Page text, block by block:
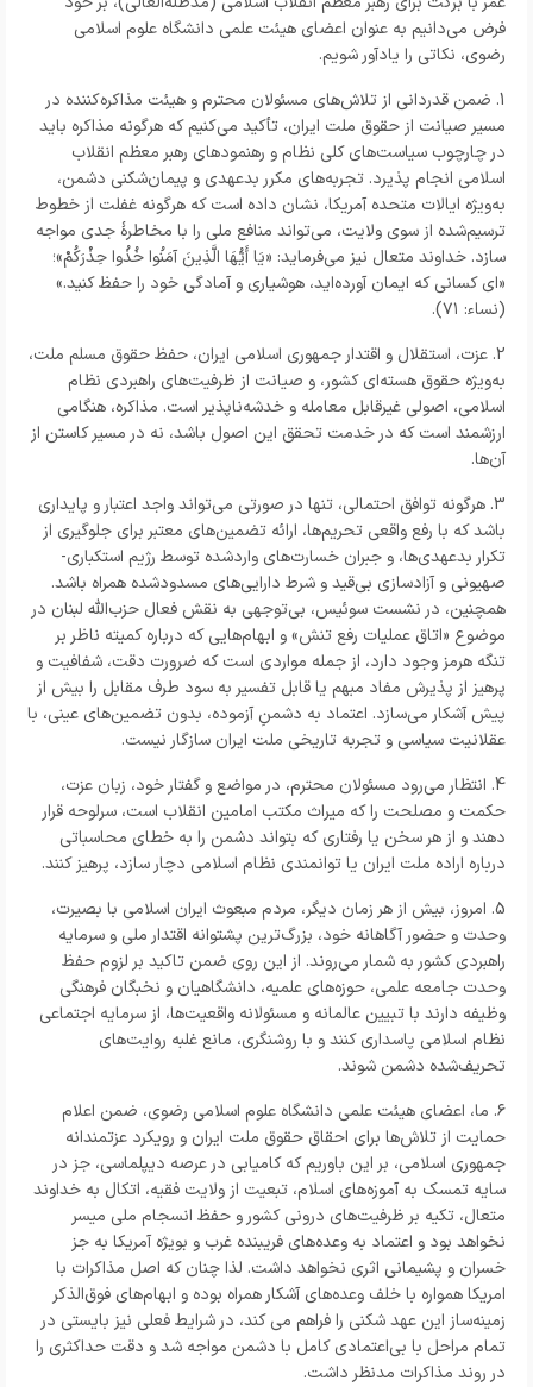
فرض می‌دانیم به عنوان اعضای هیئت علمی دانشگاه علوم اسلامی
رضوی، نکاتی را یادآور شویم.
1. ضمن قدردانی از تلاش‌های مسئولان محترم و هیئت مذاکره‌کننده در
مسیر صیانت از حقوق ملت ایران، تأکید می‌کنیم که هرگونه مذاکره باید
در چارچوب سیاست‌های کلی نظام و رهنمودهای رهبر معظم انقلاب
اسلامی انجام پذیرد. تجربه‌های مکرر بدعهدی و پیمان‌شکنی دشمن،
به‌ویژه ایالات متحده آمریکا، نشان داده است که هرگونه غفلت از خطوط
ترسیم‌شده از سوی ولایت، می‌تواند منافع ملی را با مخاطرۀ جدی مواجه
سازد. خداوند متعال نیز می‌فرماید: «يَا أَيُّهَا الَّذِينَ آمَنُوا خُذُوا حِذْرَكُمْ»؛
«ای کسانی که ایمان آورده‌اید، هوشیاری و آمادگی خود را حفظ کنید.»
(نساء: ۷۱).
2. عزت، استقلال و اقتدار جمهوری اسلامی ایران، حفظ حقوق مسلم ملت،
به‌ویژه حقوق هسته‌ای کشور، و صیانت از ظرفیت‌های راهبردی نظام
اسلامی، اصولی غیرقابل معامله و خدشه‌ناپذیر است. مذاکره، هنگامی
ارزشمند است که در خدمت تحقق این اصول باشد، نه در مسیر کاستن از
آن‌ها.
3. هرگونه توافق احتمالی، تنها در صورتی می‌تواند واجد اعتبار و پایداری
باشد که با رفع واقعی تحریم‌ها، ارائه تضمین‌های معتبر برای جلوگیری از
تکرار بدعهدی‌ها، و جبران خسارت‌های واردشده توسط رژیم استکباری-
صهیونی و آزادسازی بی‌قید و شرط دارایی‌های مسدودشده همراه باشد.
همچنین، در نشست سوئیس، بی‌توجهی به نقش فعال حزب‌الله لبنان در
موضوع «اتاق عملیات رفع تنش» و ابهام‌هایی که درباره کمیته ناظر بر
تنگه هرمز وجود دارد، از جمله مواردی است که ضرورت دقت، شفافیت و
پرهیز از پذیرش مفاد مبهم یا قابل تفسیر به سود طرف مقابل را بیش از
پیش آشکار می‌سازد. اعتماد به دشمنِ آزموده، بدون تضمین‌های عینی، با
عقلانیت سیاسی و تجربه تاریخی ملت ایران سازگار نیست.
4. انتظار می‌رود مسئولان محترم، در مواضع و گفتار خود، زبان عزت،
حکمت و مصلحت را که میراث مکتب امامین انقلاب است، سرلوحه قرار
دهند و از هر سخن یا رفتاری که بتواند دشمن را به خطای محاسباتی
درباره اراده ملت ایران یا توانمندی نظام اسلامی دچار سازد، پرهیز کنند.
5. امروز، بیش از هر زمان دیگر، مردم مبعوث ایران اسلامی با بصیرت،
وحدت و حضور آگاهانه خود، بزرگ‌ترین پشتوانه اقتدار ملی و سرمایه
راهبردی کشور به شمار می‌روند. از این روی ضمن تاکید بر لزوم حفظ
وحدت جامعه علمی، حوزه‌های علمیه، دانشگاهیان و نخبگان فرهنگی
وظیفه دارند با تبیین عالمانه و مسئولانه واقعیت‌ها، از سرمایه اجتماعی
نظام اسلامی پاسداری کنند و با روشنگری، مانع غلبه روایت‌های
تحریف‌شده دشمن شوند.
۶. ما، اعضای هیئت علمی دانشگاه علوم اسلامی رضوی، ضمن اعلام
حمایت از تلاش‌ها برای احقاق حقوق ملت ایران و رویکرد عزتمندانه
جمهوری اسلامی، بر این باوریم که کامیابی در عرصه دیپلماسی، جز در
سایه تمسک به آموزه‌های اسلام، تبعیت از ولایت فقیه، اتکال به خداوند
متعال، تکیه بر ظرفیت‌های درونی کشور و حفظ انسجام ملی میسر
نخواهد بود و اعتماد به وعده‌های فریبنده غرب و بویژه آمریکا به جز
خسران و پشیمانی اثری نخواهد داشت. لذا چنان که اصل مذاکرات با
امریکا همواره با خلف وعده‌های آشکار همراه بوده و ابهام‌های فوق‌الذکر
زمینه‌ساز این عهد شکنی را فراهم می کند، در شرایط فعلی نیز بایستی در
تمام مراحل با بی‌اعتمادی کامل با دشمن مواجه شد و دقت حداکثری را
در روند مذاکرات مدنظر داشت.